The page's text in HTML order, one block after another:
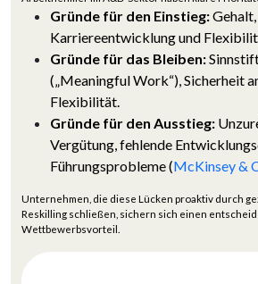
Gründe für den Einstieg:Gehalt,
Karriereentwicklung und
Gründe für das Bleiben:
(„Meaningful Work“), Sicherheit
Flexibilität.
Gründe für den Ausstieg:
Vergütung, fehlende
Führungsprobleme (McKinsey &
Unternehmen, die diese Lücken proaktiv durch
Reskilling schließen, sichern sich einen
Wettbewerbsvorteil.